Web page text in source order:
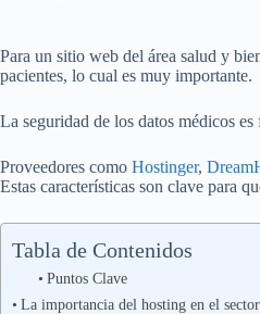
Para un sitio web del área salud y
pacientes, lo cual es muy importante.
La seguridad de los datos médicos
Proveedores como Hostinger,
Estas características son clave para
Tabla de Contenidos
Puntos Clave
La importancia del hosting en el